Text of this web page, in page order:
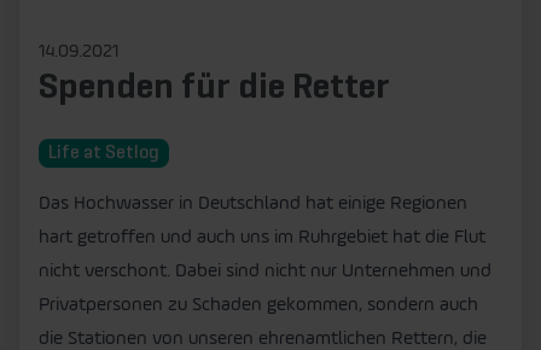
14.09.2021
Spenden für die Retter
Life at Setlog
Das Hochwasser in Deutschland hat einige Regionen
hart getroffen und auch uns im Ruhrgebiet hat die Flut
nicht verschont. Dabei sind nicht nur Unternehmen und
Privatpersonen zu Schaden gekommen, sondern auch
die Stationen von unseren ehrenamtlichen Rettern, die